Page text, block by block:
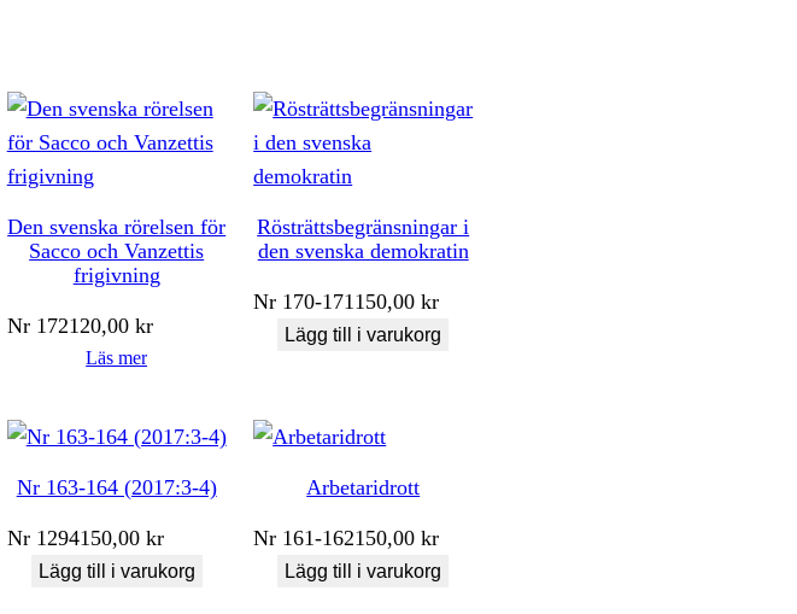
Den svenska rörelsen för
Sacco och Vanzettis
frigivning
Nr 172120,00 kr
Läs mer
Rösträttsbegränsningar i
den svenska demokratin
Nr 170-171150,00kr
Lägg till i varukorg
Nr 163-164 (2017:3-4)
Nr 1294150,00 kr
Lägg till i varukorg
Arbetaridrott
Nr 161-162150,00kr
Lägg till i varukorg